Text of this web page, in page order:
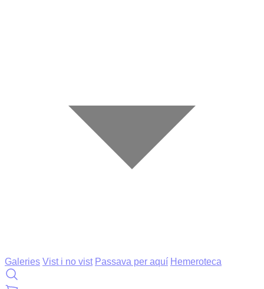
Galeries Vist i no vist Passava per aquí Hemeroteca